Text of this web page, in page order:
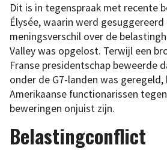
Dit is in tegenspraak met recente
Élysée, waarin werd
meningsverschil over de
Valley was opgelost. Terwijl een
Franse presidentschap beweerde
onder de G7-landen was geregeld,
Amerikaanse functionarissen
beweringen onjuist zijn.
Belastingconflict